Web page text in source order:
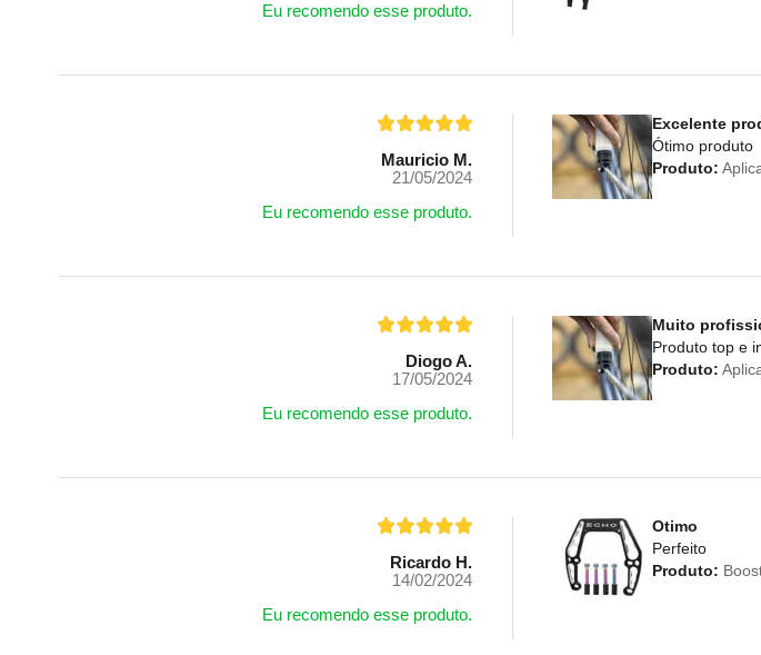
Eu recomendo esse produto.
Mauricio M.
21/05/2024
Eu recomendo esse produto.
Excelente
Ótimo produto
Produto:
Diogo A.
17/05/2024
Eu recomendo esse produto.
Muito
Produto top e
Produto:
Ricardo H.
14/02/2024
Eu recomendo esse produto.
Otimo
Perfeito
Produto: